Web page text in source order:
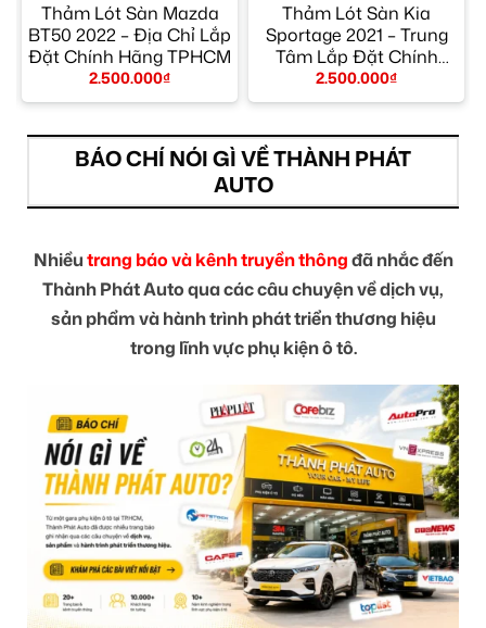
Thảm Lót Sàn Mazda
BT50 2022 – Địa Chỉ Lắp
Đặt Chính Hãng TPHCM
2.500.000₫
Thảm Lót Sàn Kia
Sportage 2021 – Trung
Tâm Lắp Đặt Chính
Hãng Giá Tốt TPHCM
2.500.000₫
BÁO CHÍ NÓI GÌ VỀ THÀNH PHÁT
AUTO
Nhiềutrang báo và kênh truyền thôngđã nhắc đến
Thành Phát Auto qua các câu chuyện về dịch vụ,
sản phẩm và hành trình phát triển thương hiệu
trong lĩnh vực phụ kiện ô tô.